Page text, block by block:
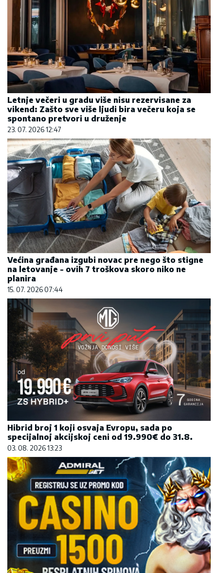
Letnje večeri u gradu više nisu rezervisane za
vikend: Zašto sve više ljudi bira večeru koja se
spontano pretvori u druženje
23. 07. 2026 12:47
Većina građana izgubi novac pre nego što stigne
na letovanje - ovih 7 troškova skoro niko ne
planira
15. 07. 2026 07:44
Hibrid broj 1 koji osvaja Evropu, sada po
specijalnoj akcijskoj ceni od 19.990€ do 31.8.
03. 08. 2026 13:23